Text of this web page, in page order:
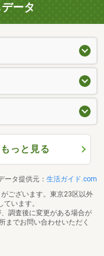
ータ
っと見る
ータ提供元： 生活ガイド.com
ございます。東京23区以外
います。
調査後に変更がある場合が
までお問い合わせいただく